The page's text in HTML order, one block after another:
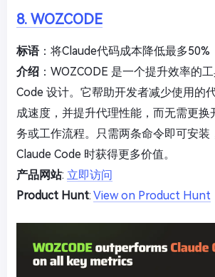
8. WOZCODE
标语：将Claude代码成本降低最多50%
介绍 ：WOZCODE 是一个提升效率的
Code 设计。它帮助开发者减少使用的
成速度，并提升代理性能，而无需更换
务或工作流程。只需两条命令即可安装
Claude Code 时获得更多价值。
产品网站: 立即访问
Product Hunt: View on Product Hunt